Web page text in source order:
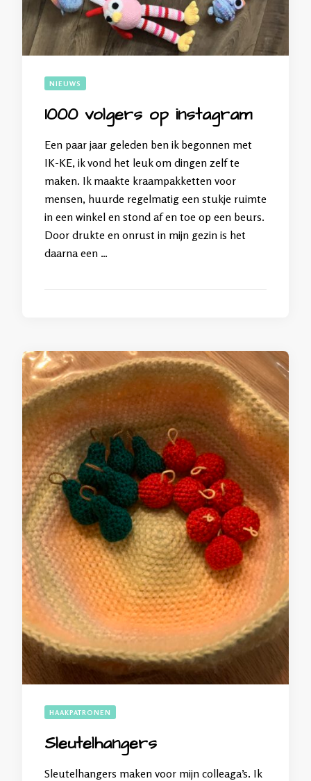
NIEUWS
1000 volgers op instagram
Een paar jaar geleden ben ik begonnen met
IK-KE, ik vond het leuk om dingen zelf te
maken. Ik maakte kraampakketten voor
mensen, huurde regelmatig een stukje ruimte
in een winkel en stond af en toe op een beurs.
Door drukte en onrust in mijn gezin is het
daarna een …
HAAKPATRONEN
Sleutelhangers
Sleutelhangers maken voor mijn colleaga’s. Ik